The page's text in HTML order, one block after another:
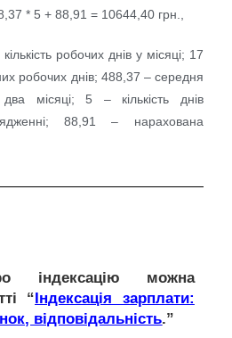
* 5 + 88,91 = 10644,40 грн.,
робочих днів у місяці; 17
робочих днів; 488,37 – середня
місяці; 5 – кількість днів
88,91 – нарахована
індексацію можна
“Індексація зарплати:
відповідальність.”